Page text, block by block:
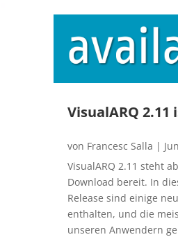
VisualARQ
von Francesc Salla |
VisualARQ 2.11 steht
Download bereit. In
Release sind einige
enthalten, und die
unseren Anwendern